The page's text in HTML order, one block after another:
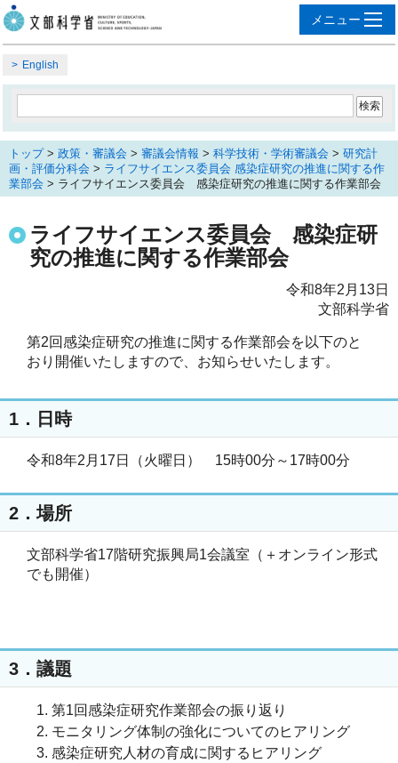
English
トップ> 政策・審議会 > 審議会情報 > 科学技術・学術審議会 > 研究計
画・評価分科会 > ライフサイエンス委員会 感染症研究の推進に関する作
業部会 > ライフサイエンス委員会 感染症研究の推進に関する作業部会
ライフサイエンス委員会 感染症研
究の推進に関する作業部会
令和8年2月13日
文部科学省
第2回感染症研究の推進に関する作業部会を以下のと
おり開催いたしますので、お知らせいたします。
1．日時
令和8年2月17日（火曜日） 15時00分～17時00分
2．場所
文部科学省17階研究振興局1会議室（＋オンライン形式
でも開催）
3．議題
第1回感染症研究作業部会の振り返り
モニタリング体制の強化についてのヒアリング
感染症研究人材の育成に関するヒアリング